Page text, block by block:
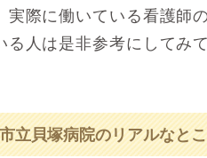
実際に働いている看護師
る人は是非参考にしてみ
市立貝塚病院のリアルなと